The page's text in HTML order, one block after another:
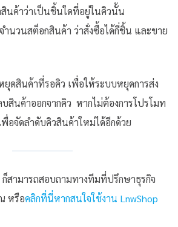
นค้าว่าเป็นชิ้นใดที่อยู่ในคิวนั้น
ำนวนสต็อกสินค้า ว่าสั่งซื้อได้กี่ชิ้น และขาย
ดสินค้าที่รอคิว เพื่อให้ระบบหยุดการส่ง
สินค้าออกจากคิว หากไม่ต้องการโปรโมท
จัดลำดับคิวสินค้าใหม่ได้อีกด้วย
สามารถสอบถามทางทีมที่ปรึกษาธุรกิจ
หรือคลิกที่นี่หากสนใจใช้งาน LnwShop